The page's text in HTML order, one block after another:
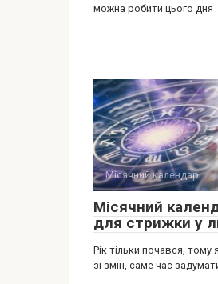
можна робити цього дня
Місячний календар
Місячний
для стрижки у
Рік тільки почався,
зі змін, саме час